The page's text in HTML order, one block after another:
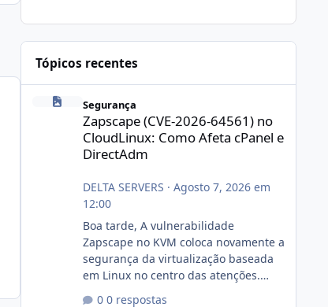
Tópicos recentes
Zapscape (CVE-2026-64561) no CloudLinux: Como Afeta
Segurança
Zapscape (CVE-2026-64561) no
CloudLinux: Como Afeta cPanel e
DirectAdm
DELTA SERVERS · Agosto 7, 2026 em
12:00
Boa tarde, A vulnerabilidade
Zapscape no KVM coloca novamente a
segurança da virtualização baseada
em Linux no centro das atenções.
0 respostas